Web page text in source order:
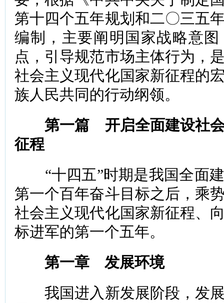
第十四个五年规划和二〇三五
编制，主要阐明国家战略意
点，引导规范市场主体行为，
社会主义现代化国家新征程的
族人民共同的行动纲领。
第一篇 开启全面建设社
征程
“十四五”时期是我国全面建
第一个百年奋斗目标之后，乘
社会主义现代化国家新征程、
标进军的第一个五年。
第一章 发展环境
我国进入新发展阶段，发展